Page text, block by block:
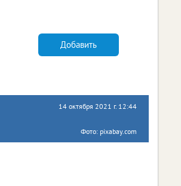
Добавить
14 октября 2021 г. 12:44
Фото: pixabay.com